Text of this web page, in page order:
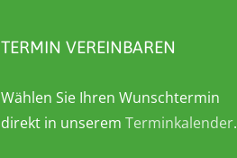
TERMIN VEREINBAREN
Wählen Sie Ihren Wunschtermin
direkt in unserem Terminkalender.